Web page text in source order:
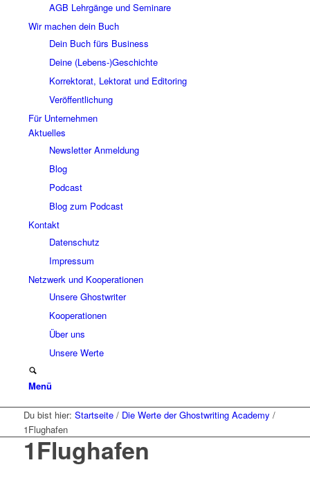
AGB Lehrgänge und Seminare
Wir machen dein Buch
Dein Buch fürs Business
Deine (Lebens-)Geschichte
Korrektorat, Lektorat und Editoring
Veröffentlichung
Für Unternehmen
Aktuelles
Newsletter Anmeldung
Blog
Podcast
Blog zum Podcast
Kontakt
Datenschutz
Impressum
Netzwerk und Kooperationen
Unsere Ghostwriter
Kooperationen
Über uns
Unsere Werte
Menü
Du bist hier: Startseite / Die Werte der Ghostwriting Academy /
1Flughafen
1Flughafen